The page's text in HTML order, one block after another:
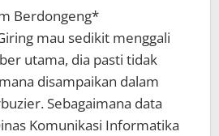
Berdongeng*
mau sedikit menggali
utama, dia pasti tidak
disampaikan dalam
Sebagaimana data
Komunikasi Informatika